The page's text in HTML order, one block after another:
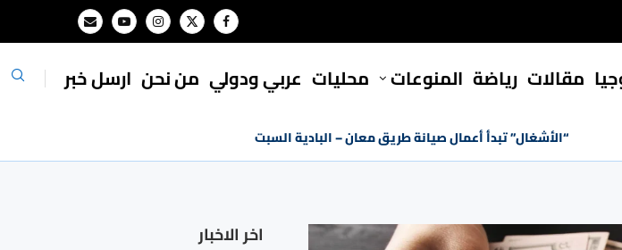
مقالات رياضة المنوعات محليات ⁠عربي ودولي من نحن ارسل خبر
“الأشغال” تبدأ أعمال صيانة طريق معان – البادية السبت
اخر الاخبار